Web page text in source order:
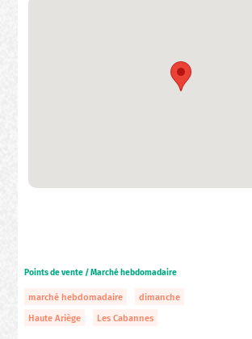
Points de vente / Marché hebdomadaire
marché hebdomadaire
dimanche
Haute Ariège
Les Cabannes